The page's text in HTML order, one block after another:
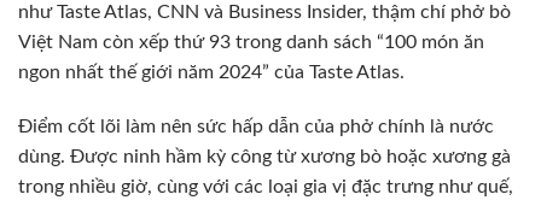
như Taste Atlas, CNN và Business Insider, thậm chí phở bò
Việt Nam còn xếp thứ 93 trong danh sách “100 món ăn
ngon nhất thế giới năm 2024” của Taste Atlas.
Điểm cốt lõi làm nên sức hấp dẫn của phở chính là nước
dùng. Được ninh hầm kỳ công từ xương bò hoặc xương gà
trong nhiều giờ, cùng với các loại gia vị đặc trưng như quế,